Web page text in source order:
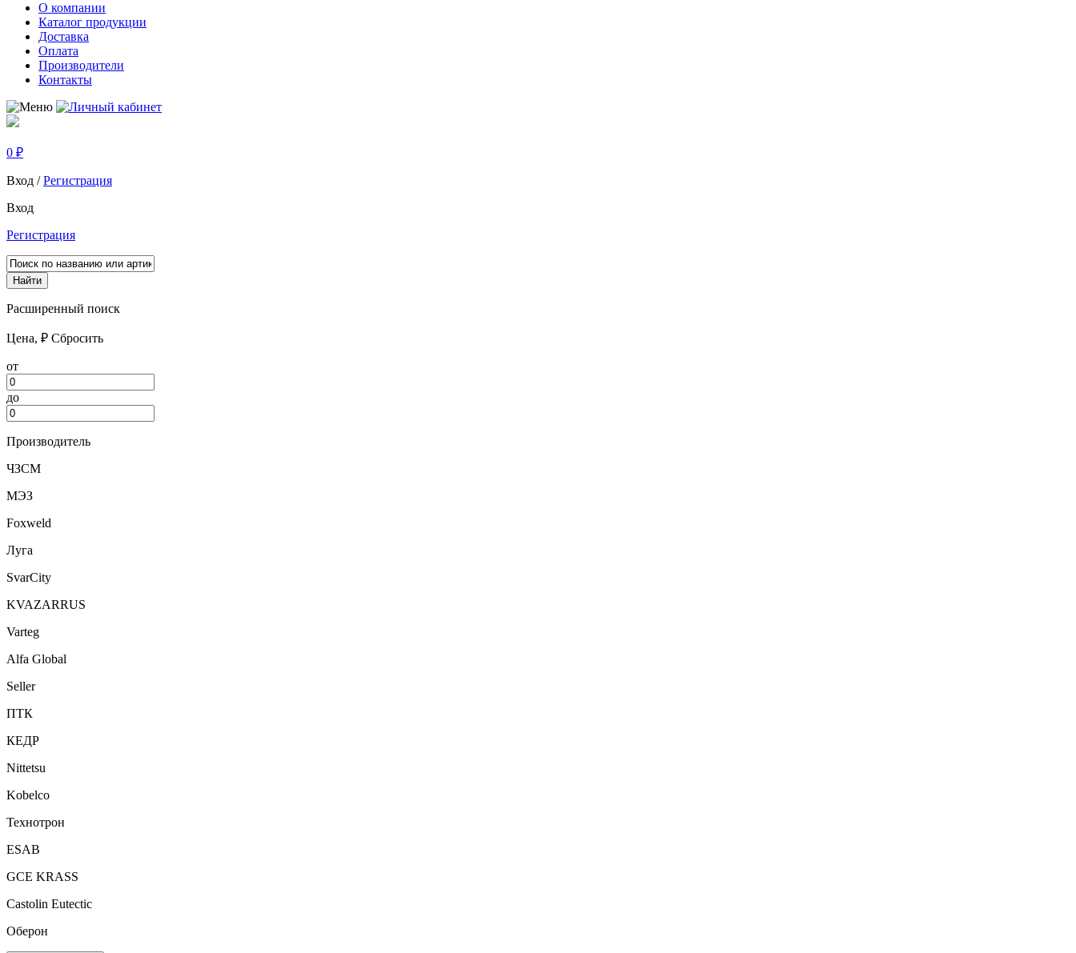
О компании
Каталог продукции
Доставка
Оплата
Производители
Контакты
0 ₽
Вход /Регистрация
Вход
Регистрация
Найти
Расширенный поиск
Цена, ₽ Сбросить
от
до
Производитель
ЧЗСМ
МЭЗ
Foxweld
Луга
SvarCity
KVAZARRUS
Varteg
Alfa Global
Seller
ПТК
КЕДР
Nittetsu
Kobelco
Технотрон
ESAB
GCE KRASS
Castolin Eutectic
Оберон